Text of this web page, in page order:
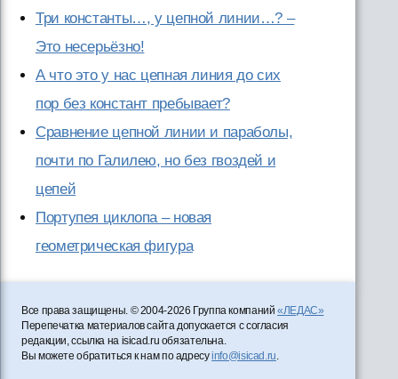
Три константы…, у цепной линии…? –
Это несерьёзно!
А что это у нас цепная линия до сих
пор без констант пребывает?
Сравнение цепной линии и параболы,
почти по Галилею, но без гвоздей и
цепей
Портупея циклопа – новая
геометрическая фигура
Все права защищены. © 2004-2026 Группа компаний«ЛЕДАС»
Перепечатка материалов сайта допускается с согласия
редакции, ссылка на isicad.ru обязательна.
Вы можете обратиться к нам по адресуinfo@isicad.ru